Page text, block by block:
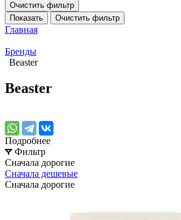
Очистить фильтр
Показать
Очистить фильтр
Главная
Бренды
Beaster
Beaster
Подробнее
Фильтр
Сначала дорогие
Сначала дешевые
Сначала дорогие